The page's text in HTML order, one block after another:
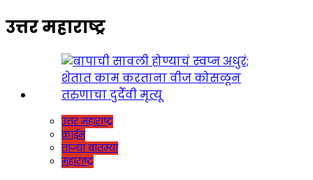
उत्तर महाराष्ट्र
उत्तर महाराष्ट्र
क्राईम
ताज्या बातम्या
महाराष्ट्र